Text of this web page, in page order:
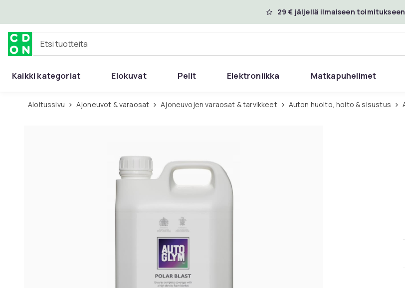
29 € jäljellä ilmaiseen toimitukseen
Etsi tuotteita
Kaikki kategoriat Elokuvat Pelit Elektroniikka Matkapuhelimet
Aloitussivu Ajoneuvot & varaosat Ajoneuvojen varaosat & tarvikkeet Auton huolto, hoito & sisustus